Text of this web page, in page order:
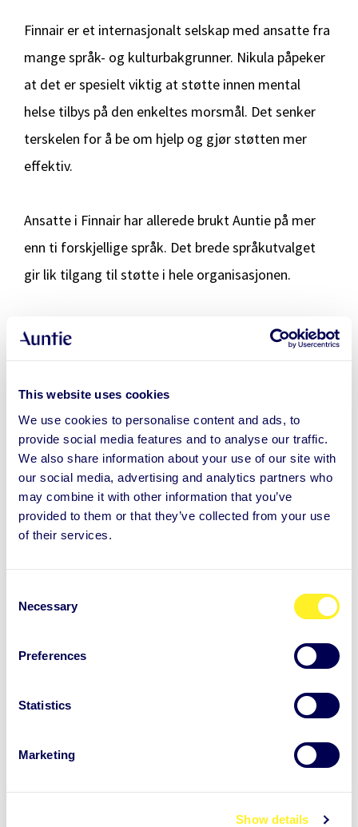
This website uses cookies
We use cookies to personalise content and ads, to
provide social media features and to analyse our traffic.
We also share information about your use of our site with
our social media, advertising and analytics partners who
may combine it with other information that you’ve
provided to them or that they’ve collected from your use
of their services.
Necessary
Preferences
Statistics
Marketing
Show details
Finnair er et internasjonalt selskap med ansatte fra
mange språk- og kulturbakgrunner. Nikula påpeker
at det er spesielt viktig at støtte innen mental
helse tilbys på den enkeltes morsmål. Det senker
terskelen for å be om hjelp og gjør støtten mer
effektiv.
Ansatte i Finnair har allerede brukt Auntie på mer
enn ti forskjellige språk. Det brede språkutvalget
gir lik tilgang til støtte i hele organisasjonen.
I tillegg har Aunties ekspertise blitt integrert i
hverdagen gjennom webinarer, coaching og andre
snakke om mental helse og finne løsninger tidlig.
– Vi snakker ikke bare om Aunties samtalepakker. Vi
har også hatt stor nytte av Aunties bredere
ha denne typen støtte i vanlige situasjoner,
understreker Nikula.
Fra individuell støtte til
nivåer – både hos den enkelte ansatte og i hele
løftes jevnlig fram i intern kommunikasjon.